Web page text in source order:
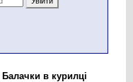
в курилці